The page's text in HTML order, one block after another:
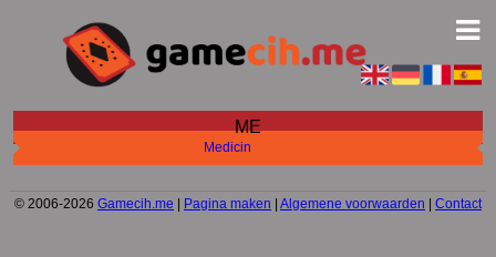
ME
Medicin
© 2006-2026 Gamecih.me | Pagina maken | Algemene voorwaarden | Contact